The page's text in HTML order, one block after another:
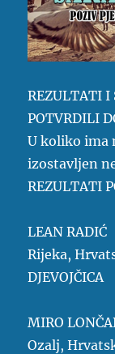
REZULTATI I
POTVRDILI
U koliko ima
izostavljen
REZULTATI
LEAN RADIĆ
Rijeka,
DJEVOJČICA
MIRO
Ozalj,